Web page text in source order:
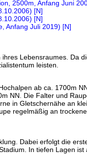
Lebensraumes. Da
leisten.
ab ca. 1700m
NN. Die Falter und
in Gletschernähe an
regelmäßig an
Dabei erfolgt die
In tiefen Lagen ist